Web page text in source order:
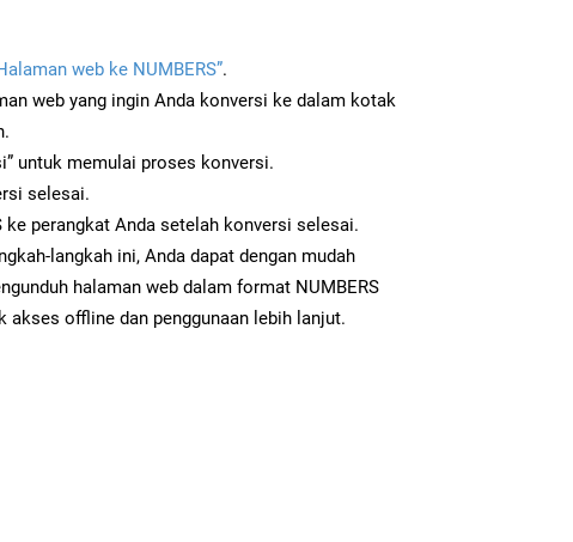
web ke NUMBERS”.
web yang ingin Anda konversi ke dalam kotak
untuk memulai proses konversi.
selesai.
ke perangkat Anda setelah konversi selesai.
langkah ini, Anda dapat dengan mudah
halaman web dalam format NUMBERS
akses offline dan penggunaan lebih lanjut.